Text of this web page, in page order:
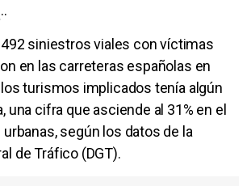
..
siniestros viales con víctimas
en las carreteras españolas en
los turismos implicados tenía algún
una cifra que asciende al 31% en el
según los datos de la
de Tráfico (DGT).